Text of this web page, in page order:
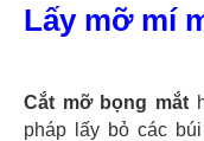
Lấy mỡ mí
Cắt mỡ bọng mắt
pháp lấy bỏ các